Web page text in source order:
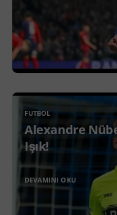
FUTBOL
Alexandre
Işık!
DEVAMINI OKU